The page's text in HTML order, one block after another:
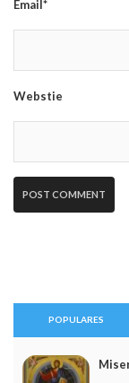
Email*
Webstie
POPULARES